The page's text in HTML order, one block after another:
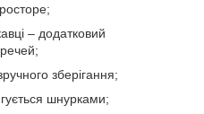
– додатковий
зберігання;
шнурками;